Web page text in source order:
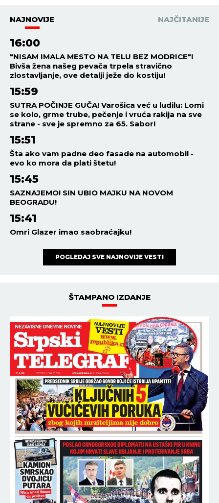
NAJNOVIJE NAJČITANIJE
16:00
"NISAM IMALA MESTO NA TELU BEZ MODRICE"!
Bivša žena našeg pevača trpela stravično
zlostavljanje, ove detalji ježe do kostiju!
15:59
SUTRA POČINJE GUČA! Varošica već u ludilu: Lomi
se kolo, grme trube, pečenje i vruća rakija na sve
strane - sve je spremno za 65. Sabor!
15:51
Šta ako vam padne deo fasade na automobil -
evo ko mora da plati štetu!
15:45
SAZNAJEMO! SIN UBIO MAJKU NA NOVOM
BEOGRADU!
15:41
Omri Glazer imao saobraćajku!
POGLEDAJ SVE NAJNOVIJE VESTI
ŠTAMPANO IZDANJE